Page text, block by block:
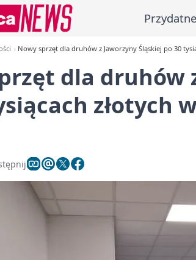
Przydatne
Nowy sprzęt dla druhów z Jaworzyny Śląskiej po 30
dla druhów
złotych